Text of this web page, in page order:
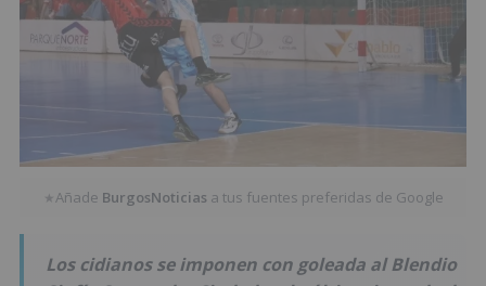
★Añade BurgosNoticias a tus fuentes preferidas de Google
Los cidianos se imponen con goleada al Blendio